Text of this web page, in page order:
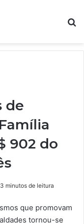
de
902 do
3 minutos de leitura
que promovam
tornou-se